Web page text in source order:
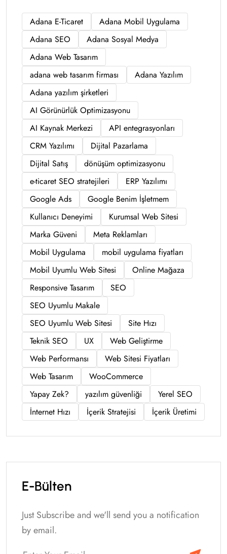
Adana E-Ticaret
Adana Mobil Uygulama
Adana SEO
Adana Sosyal Medya
Adana Web Tasarım
adana web tasarım firması
Adana Yazılım
Adana yazılım şirketleri
AI Görünürlük Optimizasyonu
AI Kaynak Merkezi
API entegrasyonları
CRM Yazılımı
Dijital Pazarlama
Dijital Satış
dönüşüm optimizasyonu
e-ticaret SEO stratejileri
ERP Yazılımı
Google Ads
Google Benim İşletmem
Kullanıcı Deneyimi
Kurumsal Web Sitesi
Marka Güveni
Meta Reklamları
Mobil Uygulama
mobil uygulama fiyatları
Mobil Uyumlu Web Sitesi
Online Mağaza
Responsive Tasarım
SEO
SEO Uyumlu Makale
SEO Uyumlu Web Sitesi
Site Hızı
Teknik SEO
UX
Web Geliştirme
Web Performansı
Web Sitesi Fiyatları
Web Tasarım
WooCommerce
Yapay Zek?
yazılım güvenliği
Yerel SEO
İnternet Hızı
İçerik Stratejisi İçerik Üretimi
E-Bülten
Just Subscribe and we'll send you a notification
by email.